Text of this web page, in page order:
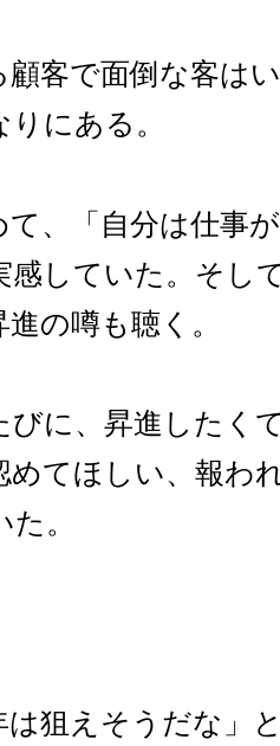
客で面倒な客は
にある。
、「自分は仕事
感していた。そし
の噂も聴く。
びに、昇進したく
めてほしい、報わ
。
狙えそうだな」